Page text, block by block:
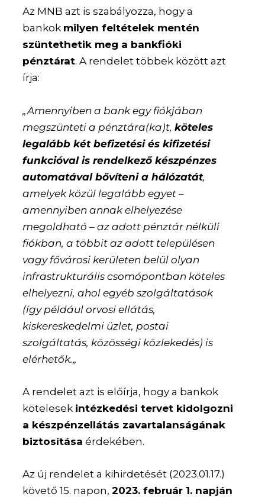
Az MNB azt is szabályozza, hogy a
bankok milyen feltételek mentén
szüntethetik meg a bankfióki
pénztárat. A rendelet többek között azt
írja:
„Amennyiben a bank egy fiókjában
megszünteti a pénztára(ka)t,köteles
legalább két befizetési és kifizetési
funkcióval is rendelkező készpénzes
automatával bővíteni a hálózatát,
amelyek közül legalább egyet –
amennyiben annak elhelyezése
megoldható – az adott pénztár nélküli
fiókban, a többit az adott településen
vagy fővárosi kerületen belül olyan
infrastrukturális csomópontban köteles
elhelyezni, ahol egyéb szolgáltatások
(így például orvosi ellátás,
kiskereskedelmi üzlet, postai
szolgáltatás, közösségi közlekedés) is
elérhetők.„
A rendelet azt is előírja, hogy a bankok
kötelesek intézkedési tervet kidolgozni
a készpénzellátás zavartalanságának
biztosítása érdekében.
Az új rendelet a kihirdetését (2023.01.17.)
követő 15. napon,2023. február 1. napján